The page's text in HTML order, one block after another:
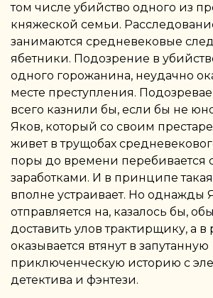
том числе убийство одного из
княжеской семьи.
занимаются средневековые
ябетники. Подозрение в
одного горожанина, неудачно
месте преступления.
всего казнили бы, если бы не
Яков, который со своим
живет в трущобах
поры до времени перебивается
заработками. И в принципе
вполне устраивает. Но однажды
отправляется на, казалось бы,
доставить улов трактирщику, а в
оказывается втянут в запутанную
приключенческую историю с
детектива и фэнтези.